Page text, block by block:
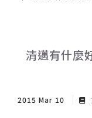
清邁有什麼
2015 Mar 10